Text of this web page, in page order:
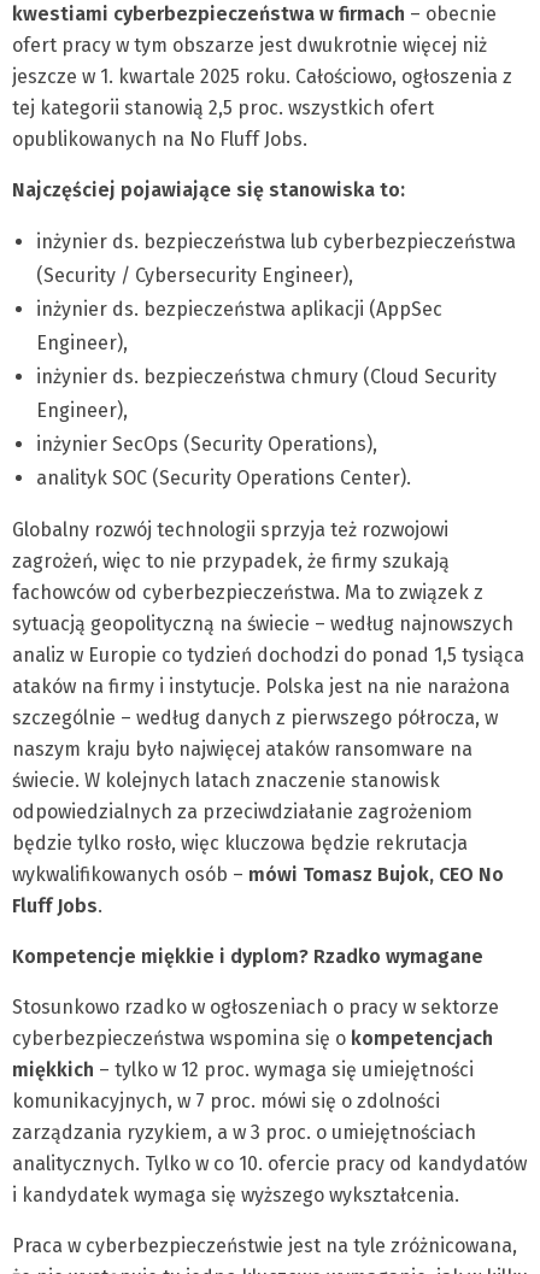
kwestiami cyberbezpieczeństwa w firmach – obecnie
ofert pracy w tym obszarze jest dwukrotnie więcej niż
jeszcze w 1. kwartale 2025 roku. Całościowo, ogłoszenia z
tej kategorii stanowią 2,5 proc. wszystkich ofert
opublikowanych na No Fluff Jobs.
Najczęściej pojawiające się stanowiska to:
inżynier ds. bezpieczeństwa lub cyberbezpieczeństwa
(Security / Cybersecurity Engineer),
inżynier ds. bezpieczeństwa aplikacji (AppSec
Engineer),
inżynier ds. bezpieczeństwa chmury (Cloud Security
Engineer),
inżynier SecOps (Security Operations),
analityk SOC (Security Operations Center).
Globalny rozwój technologii sprzyja też rozwojowi
zagrożeń, więc to nie przypadek, że firmy szukają
fachowców od cyberbezpieczeństwa. Ma to związek z
sytuacją geopolityczną na świecie – według najnowszych
analiz w Europie co tydzień dochodzi do ponad 1,5 tysiąca
ataków na firmy i instytucje. Polska jest na nie narażona
szczególnie – według danych z pierwszego półrocza, w
naszym kraju było najwięcej ataków ransomware na
świecie. W kolejnych latach znaczenie stanowisk
odpowiedzialnych za przeciwdziałanie zagrożeniom
będzie tylko rosło, więc kluczowa będzie rekrutacja
wykwalifikowanych osób – mówi Tomasz Bujok, CEO No
Fluff Jobs.
Kompetencje miękkie i dyplom? Rzadko wymagane
Stosunkowo rzadko w ogłoszeniach o pracy w sektorze
cyberbezpieczeństwa wspomina się o kompetencjach
miękkich – tylko w 12 proc. wymaga się umiejętności
komunikacyjnych, w 7 proc. mówi się o zdolności
zarządzania ryzykiem, a w 3 proc. o umiejętnościach
analitycznych. Tylko w co 10. ofercie pracy od kandydatów
i kandydatek wymaga się wyższego wykształcenia.
Praca w cyberbezpieczeństwie jest na tyle zróżnicowana,